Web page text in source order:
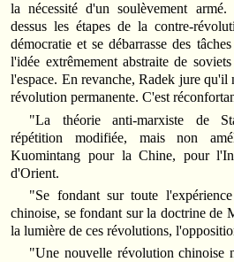
la nécessité d'un soulèvement
dessus les étapes de la contre-
démocratie et se débarrasse des
l'idée extrêmement abstraite de
l'espace. En revanche, Radek jure qu'il
révolution permanente. C'est
"La théorie anti-marxiste de
répétition modifiée, mais non
Kuomintang pour la Chine, pour
d'Orient.
"Se fondant sur toute
chinoise, se fondant sur la doctrine de
la lumière de ces révolutions,
"Une nouvelle révolution chinoise